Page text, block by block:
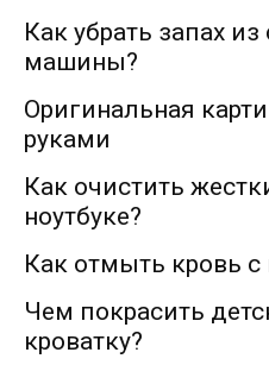
Как убрать запах
машины?
Оригинальная
руками
Как очистить
ноутбуке?
Как отмыть кровь с
Чем покрасить
кроватку?